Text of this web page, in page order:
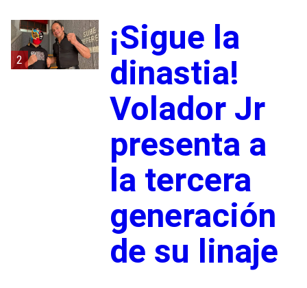
2
¡Sigue la
dinastia!
Volador Jr
presenta a
la tercera
generación
de su linaje